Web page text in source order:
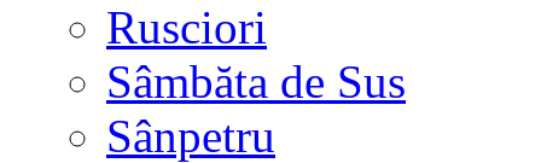
Rusciori
Sâmbăta de Sus
Sânpetru